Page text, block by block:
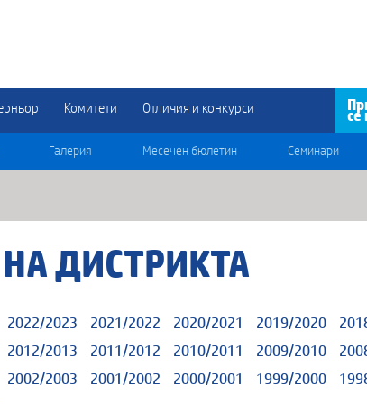
Комитети Отличия и конкурси се
Галерия Месечен бюлетин Семинари
ДИСТРИКТА
2022/2023 2021/2022 2020/2021 2019/2020
2012/2013 2011/2012 2010/2011 2009/2010
2002/2003 2001/2002 2000/2001 1999/2000